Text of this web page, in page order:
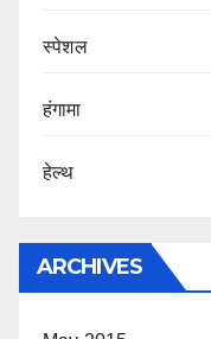
स्पेशल
हंगामा
हेल्थ
ARCHIVES